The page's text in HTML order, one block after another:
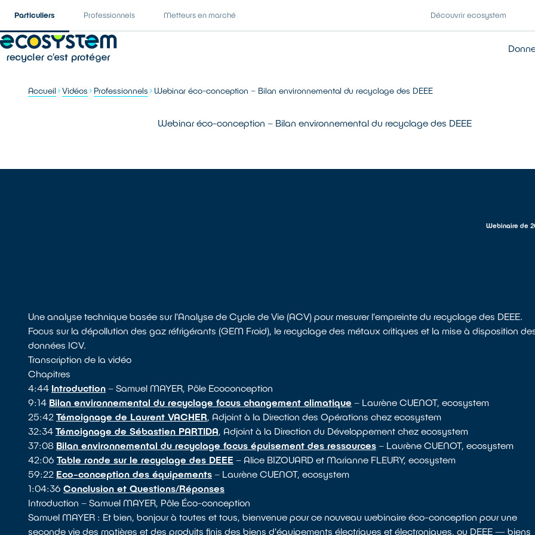
Particuliers Professionnels Metteurs en marché Découvrir ecosystem
Accueil Vidéos Professionnels Webinar éco-conception – Bilan environnemental du recyclage des DEEE
Webinar éco-conception – Bilan environnemental du recyclage des DEEE
Webinaire de
Une analyse technique basée sur l'Analyse de Cycle de Vie (ACV) pour mesurer l'empreinte du recyclage des DEEE.
Focus sur la dépollution des gaz réfrigérants (GEM Froid), le recyclage des métaux critiques et la mise à disposition
données ICV.
Transcription de la vidéo
Chapitres
4:44 Introduction – Samuel MAYER, Pôle Ecoconception
9:14 Bilan environnemental du recyclage focus changement climatique – Laurène CUENOT, ecosystem
25:42Témoignage de Laurent VACHER, Adjoint à la Direction des Opérations chez ecosystem
32:34Témoignage de Sébastien PARTIDA, Adjoint à la Direction du Développement chez ecosystem
37:08 Bilan environnemental du recyclage focus épuisement des ressources – Laurène CUENOT, ecosystem
42:06Table ronde sur le recyclage des DEEE – Alice BIZOUARD et Marianne FLEURY, ecosystem
59:22 Eco-conception des équipements – Laurène CUENOT, ecosystem
1:04:36Conclusion et Questions/Réponses
Introduction – Samuel MAYER, Pôle Éco-conception
Samuel MAYER : Et bien, bonjour à toutes et tous, bienvenue pour ce nouveau webinaire éco-conception pour une
seconde vie des matières et des produits finis des biens d'équipements électriques et électroniques, ou DEEE — biens